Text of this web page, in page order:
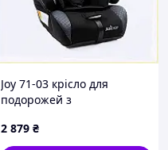
Joy 71-03 крісло для
подорожей з
сидіння, 9004K050B
2 879 ₴